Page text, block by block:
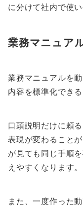
に分けて社内で使
業務マニュア
業務マニュアルを
内容を標準化できる
口頭説明だけに頼
表現が変わること
が見ても同じ手順
えやすくなります。
また、一度作った